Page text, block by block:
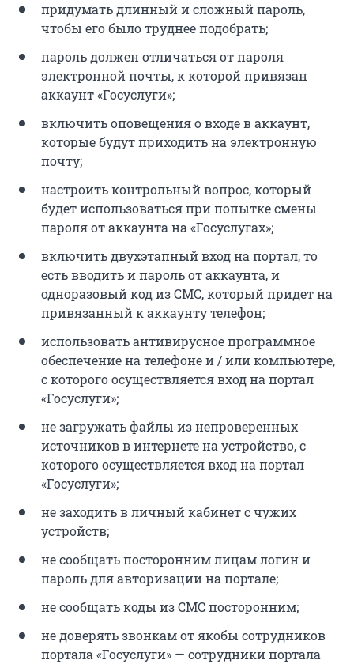
придумать длинный и сложный пароль,
чтобы его было труднее подобрать;
пароль должен отличаться от пароля
электронной почты, к которой привязан
аккаунт «Госуслуги»;
включить оповещения о входе в аккаунт,
которые будут приходить на электронную
почту;
настроить контрольный вопрос, который
будет использоваться при попытке смены
пароля от аккаунта на «Госуслугах»;
включить двухэтапный вход на портал, то
есть вводить и пароль от аккаунта, и
одноразовый код из СМС, который придет на
привязанный к аккаунту телефон;
использовать антивирусное программное
обеспечение на телефоне и / или компьютере,
с которого осуществляется вход на портал
«Госуслуги»;
не загружать файлы из непроверенных
источников в интернете на устройство, с
которого осуществляется вход на портал
«Госуслуги»;
не заходить в личный кабинет с чужих
устройств;
не сообщать посторонним лицам логин и
пароль для авторизации на портале;
не сообщать коды из СМС посторонним;
не доверять звонкам от якобы сотрудников
портала «Госуслуги» — сотрудники портала